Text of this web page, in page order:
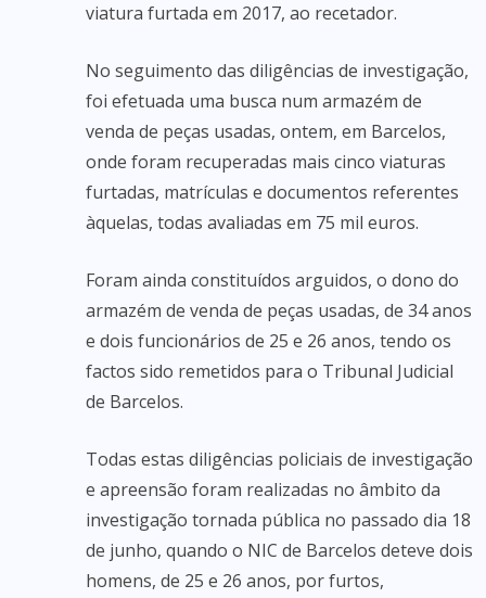
viatura furtada em 2017, ao recetador.
No seguimento das diligências de investigação,
foi efetuada uma busca num armazém de
venda de peças usadas, ontem, em Barcelos,
onde foram recuperadas mais cinco viaturas
furtadas, matrículas e documentos referentes
àquelas, todas avaliadas em 75 mil euros.
Foram ainda constituídos arguidos, o dono do
armazém de venda de peças usadas, de 34 anos
e dois funcionários de 25 e 26 anos, tendo os
factos sido remetidos para o Tribunal Judicial
de Barcelos.
Todas estas diligências policiais de investigação
e apreensão foram realizadas no âmbito da
investigação tornada pública no passado dia 18
de junho, quando o NIC de Barcelos deteve dois
homens, de 25 e 26 anos, por furtos,